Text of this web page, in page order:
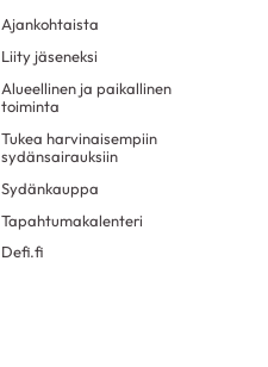
Ajankohtaista
Liity jäseneksi
Alueellinen ja paikallinen
toiminta
Tukea harvinaisempiin
sydänsairauksiin
Sydänkauppa
Tapahtumakalenteri
Defi.fi